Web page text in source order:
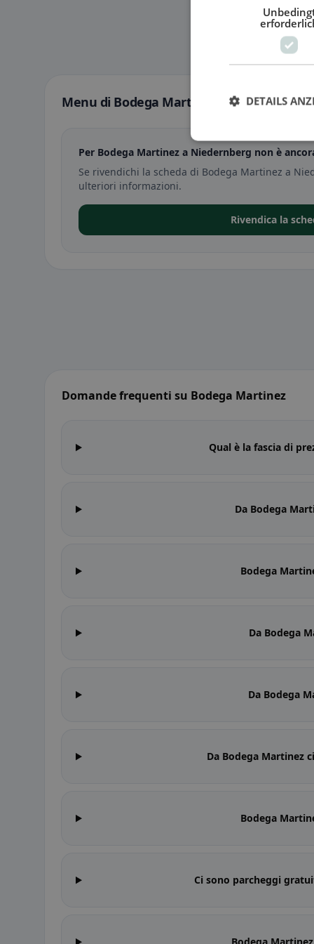
Menu di Bodega Martinez a Niedernberg
Per Bodega Martinez a Niedernberg non è
Se rivendichi la scheda di Bodega Martinez a
ulteriori informazioni.
Rivendica la
Domande frequenti su Bodega Martinez
Qual è la fascia di
Da Bodega
Bodega
Da Bodega
Da Bodega
Da Bodega Martinez
Bodega
Ci sono parcheggi
DETAILS